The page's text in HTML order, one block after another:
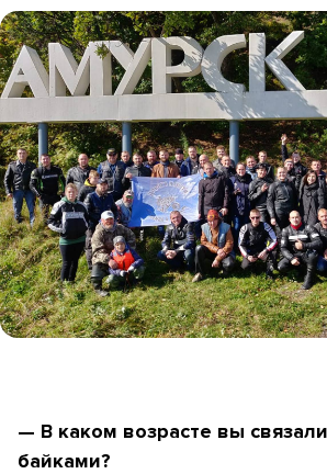
— В каком возрасте вы
байками?